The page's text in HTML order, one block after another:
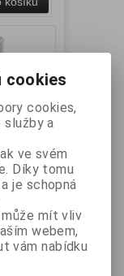
skladem
termální
cookies
cookies,
služby a
ve svém
Díky tomu
je schopná
mít vliv
webem,
vám nabídku